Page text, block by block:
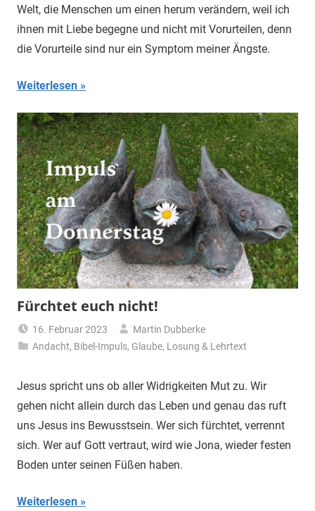
Welt, die Menschen um einen herum verändern, weil ich
ihnen mit Liebe begegne und nicht mit Vorurteilen, denn
die Vorurteile sind nur ein Symptom meiner Ängste.
Weiterlesen
Fürchtet euch nicht!
16. Februar 2023
Martin Dubberke
Andacht, Bibel-Impuls, Glaube, Losung & Lehrtext
Jesus spricht uns ob aller Widrigkeiten Mut zu. Wir
gehen nicht allein durch das Leben und genau das ruft
uns Jesus ins Bewusstsein. Wer sich fürchtet, verrennt
sich. Wer auf Gott vertraut, wird wie Jona, wieder festen
Boden unter seinen Füßen haben.
Weiterlesen